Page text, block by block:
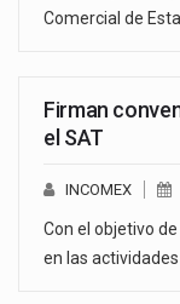
Comercial de
Firman
el SAT
INCOMEX
Con el objetivo
en las